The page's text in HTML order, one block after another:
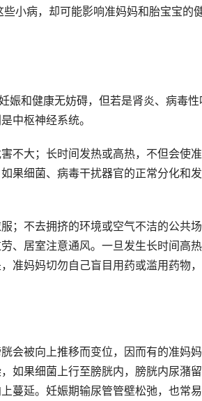
小病，却可能影响准妈妈和胎宝宝的
娠和健康无妨碍，但若是肾炎、病毒
中枢神经系统。
大；长时间发热或高热，不但会使
果细菌、病毒干扰器官的正常分化和发
不去拥挤的环境或空气不洁的公共场
、居室注意通风。一旦发生长时间高
准妈妈切勿自己盲目用药或滥用药物
被向上推移而变位，因而有的准妈
如果细菌上行至膀胱内，膀胱内尿潴留
蔓延。妊娠期输尿管管壁松弛，也常